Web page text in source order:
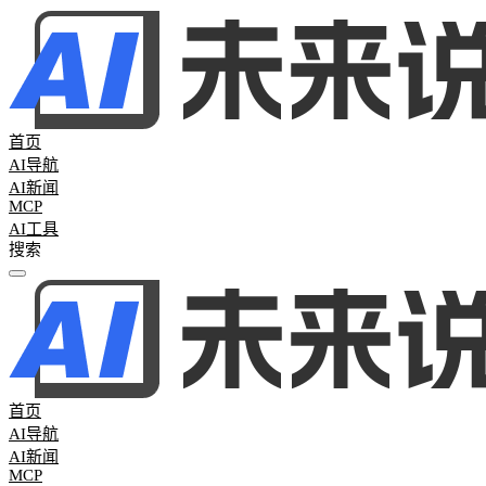
首页
AI导航
AI新闻
MCP
AI工具
首页
AI导航
AI新闻
MCP
全部分类
热门新闻
61 AI日报 AI周报 16 行业新闻